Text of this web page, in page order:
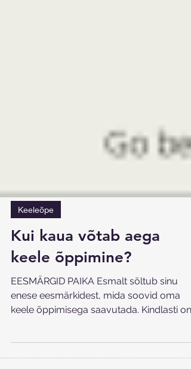
Keeleõpe
Kui kaua võtab aega
keele õppimine?
EESMÄRGID PAIKA Esmalt sõltub sinu
enese eesmärkidest, mida soovid oma